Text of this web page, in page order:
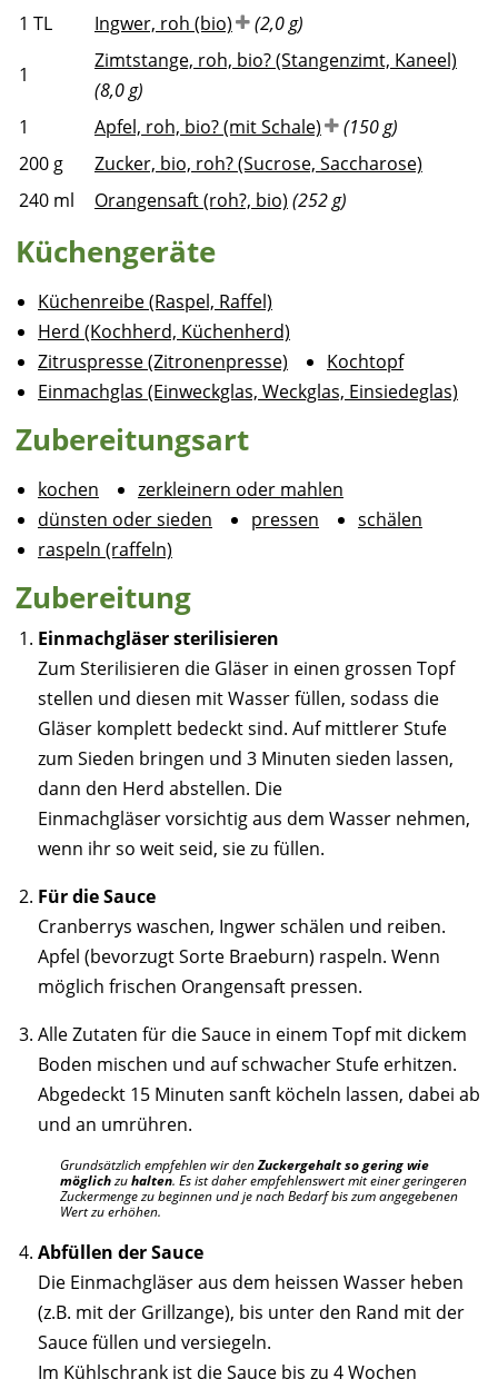
1 TL Ingwer, roh (bio) (2,0 g)
1
Zimtstange, roh, bio? (Stangenzimt, Kaneel)
(8,0 g)
1
Apfel, roh, bio? (mit Schale)
(150 g)
200 g
Zucker, bio, roh? (Sucrose, Saccharose)
240 ml Orangensaft (roh?, bio) (252 g)
Küchengeräte
Küchenreibe (Raspel, Raffel)
Herd (Kochherd, Küchenherd)
Zitruspresse (Zitronenpresse)
Kochtopf
Einmachglas (Einweckglas, Weckglas, Einsiedeglas)
Zubereitungsart
kochen
zerkleinern oder mahlen
dünsten oder sieden
pressen
schälen
raspeln (raffeln)
Zubereitung
Einmachgläser sterilisieren
Zum Sterilisieren die Gläser in einen grossen Topf
stellen und diesen mit Wasser füllen, sodass die
Gläser komplett bedeckt sind. Auf mittlerer Stufe
zum Sieden bringen und 3 Minuten sieden lassen,
dann den Herd abstellen. Die
Einmachgläser vorsichtig aus dem Wasser nehmen,
wenn ihr so weit seid, sie zu füllen.
Für die Sauce
Cranberrys waschen, Ingwer schälen und reiben.
Apfel (bevorzugt Sorte Braeburn) raspeln. Wenn
möglich frischen Orangensaft pressen.
Alle Zutaten für die Sauce in einem Topf mit dickem
Boden mischen und auf schwacher Stufe erhitzen.
Abgedeckt 15 Minuten sanft köcheln lassen, dabei ab
und an umrühren.
Grundsätzlich empfehlen wir denZuckergehalt so gering wie
möglichzuhalten. Es ist daher empfehlenswert mit einer geringeren
Zuckermenge zu beginnen und je nach Bedarf bis zum angegebenen
Wert zu erhöhen.
Abfüllen der Sauce
Die Einmachgläser aus dem heissen Wasser heben
(z.B. mit der Grillzange), bis unter den Rand mit der
Sauce füllen und versiegeln.
Im Kühlschrank ist die Sauce bis zu 4 Wochen